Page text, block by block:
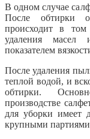
В одном случае
После обтирки
происходит в том
удаления масел
показателем
После удаления
теплой водой, и
обтирки.
производстве
для уборки имеет
крупными